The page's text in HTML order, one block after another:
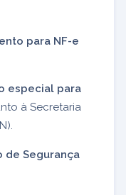
para NF-e
especial para
à Secretaria
de Segurança